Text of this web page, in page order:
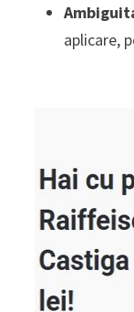
aplicare,